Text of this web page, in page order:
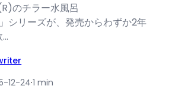
のチラー水風呂
シリーズが、発売からわずか2年
…
12-24·1 min